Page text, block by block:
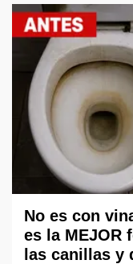
No es con
es la MEJOR
las canillas y